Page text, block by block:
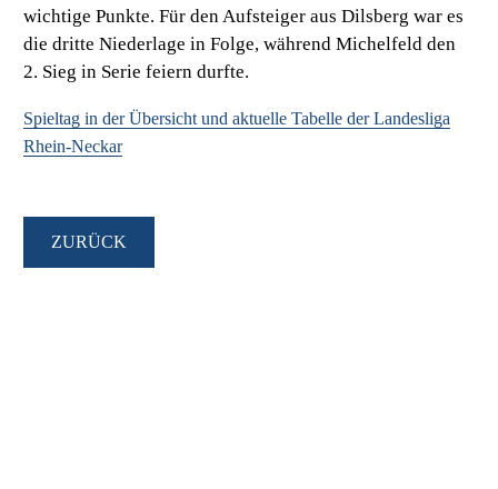
wichtige Punkte. Für den Aufsteiger aus Dilsberg war es
die dritte Niederlage in Folge, während Michelfeld den
2. Sieg in Serie feiern durfte.
Spieltag in der Übersicht und aktuelle Tabelle der Landesliga
Rhein-Neckar
ZURÜCK